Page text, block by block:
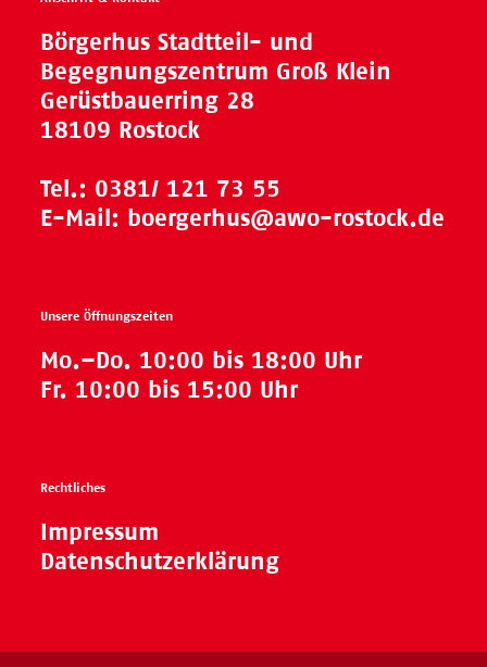
Börgerhus Stadtteil- und
Begegnungszentrum Groß Klein
Gerüstbauerring 28
18109 Rostock
Tel.: 0381/ 121 73 55
E-Mail: boergerhus@awo-rostock.de
Unsere Öffnungszeiten
Mo.–Do. 10:00 bis 18:00 Uhr
Fr. 10:00 bis 15:00 Uhr
Rechtliches
Impressum
Datenschutzerklärung